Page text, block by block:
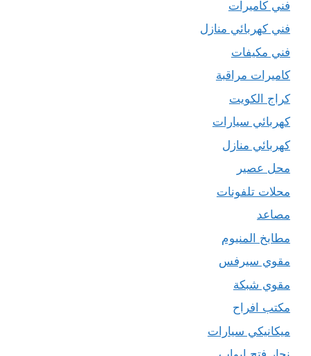
فني كاميرات
فني كهربائي منازل
فني مكيفات
كاميرات مراقبة
كراج الكويت
كهربائي سيارات
كهربائي منازل
محل عصير
محلات تلفونات
مصاعد
مطابخ المنيوم
مقوي سيرفس
مقوي شبكة
مكتب افراح
ميكانيكي سيارات